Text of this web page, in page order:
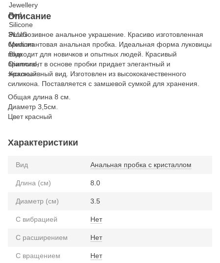
Описание
Эксклюзивное анальное украшение. Красиво изготовленная ​​
бриллиантовая анальная пробка. Идеальная форма луковицы
подходит для новичков и опытных людей. Красивый
бриллиант в основе пробки придает элегантный и
эксклюзивный вид. Изготовлен из высококачественного
силикона. Поставляется с замшевой сумкой для хранения.
Общая длина 8 см.
Диаметр 3,5см.
Цвет красный
Характеристики
Вид Анальная пробка с кристаллом
Длина (см) 8.0
Диаметр (см) 3.5
С вибрацией Нет
С расширением Нет
С вращением Нет